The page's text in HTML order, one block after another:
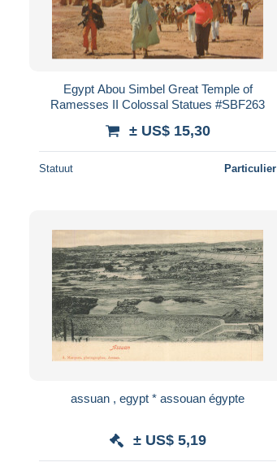
Egypt Abou Simbel Great Temple of
Ramesses II Colossal Statues #SBF263
± US$ 15,30
Statuut Particulier
assuan , egypt * assouan égypte
± US$ 5,19